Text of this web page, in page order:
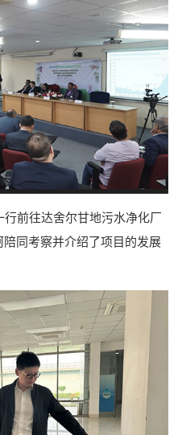
前往达舍尔甘地污水净化厂
同考察并介绍了项目的发展